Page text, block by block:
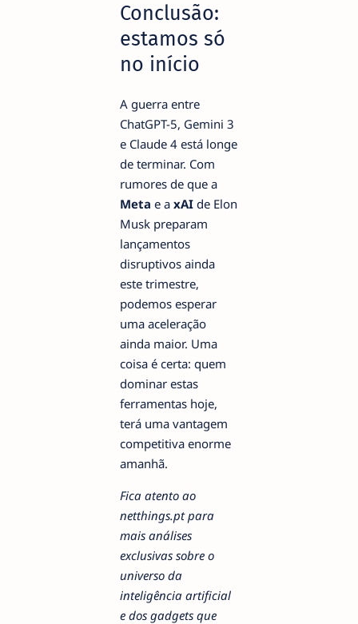
Conclusão:
estamos só
no início
A guerra entre
ChatGPT-5, Gemini 3
e Claude 4 está longe
de terminar. Com
rumores de que a
Meta e a xAI de Elon
Musk preparam
lançamentos
disruptivos ainda
este trimestre,
podemos esperar
uma aceleração
ainda maior. Uma
coisa é certa: quem
dominar estas
ferramentas hoje,
terá uma vantagem
competitiva enorme
amanhã.
Fica atento ao
netthings.pt para
mais análises
exclusivas sobre o
universo da
inteligência artificial
e dos gadgets que